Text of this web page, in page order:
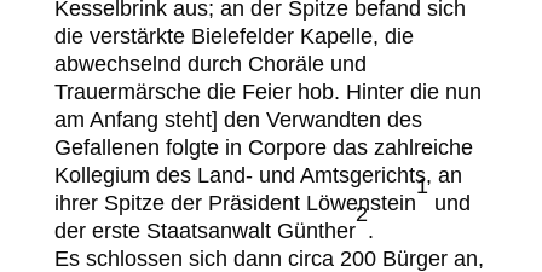
Kesselbrink aus; an der Spitze befand sich
die verstärkte Bielefelder Kapelle, die
abwechselnd durch Choräle und
Trauermärsche die Feier hob. Hinter die nun
am Anfang steht] den Verwandten des
Gefallenen folgte in Corpore das zahlreiche
Kollegium des Land- und Amtsgerichts, an
ihrer Spitze der Präsident Löwenstein
1
und
der erste Staatsanwalt Günther
2
.
Es schlossen sich dann circa 200 Bürger an,